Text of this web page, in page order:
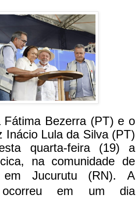
Fátima Bezerra (PT) e o
Inácio Lula da Silva (PT)
quarta-feira (19) a
na comunidade de
em Jucurutu (RN). A
ocorreu em um dia